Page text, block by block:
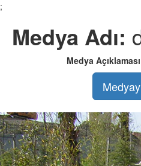
;
Medya Adı:
Medya